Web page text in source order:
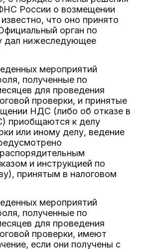
России о возмещении
что оно принято
орган по
дал нижеследующее
мероприятий
полученные по
для проведения
проверки, и принятые
НДС (либо об отказе в
приобщаются к делу
или иному делу, ведение
и инструкцией по
принятым в налоговом
мероприятий
полученные по
для проведения
проверки, имеют
если они получены с